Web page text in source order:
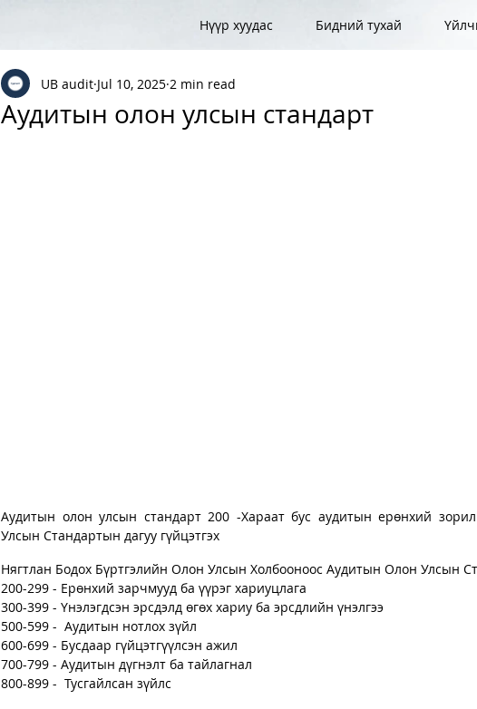
Нүүр хуудас Бидний тухай
Аудитын олон улсын стандарт
UB audit Jul 10, 2025 2 min read
Аудитын олон улсын стандарт 200 -Хараат бус аудитын ерөнхий
Улсын Стандартын дагуу гүйцэтгэх
Нягтлан Бодох Бүртгэлийн Олон Улсын Холбооноос Аудитын Олон Улсын
200-299 - Ерөнхий зарчмууд ба үүрэг хариуцлага
300-399 - Үнэлэгдсэн эрсдэлд өгөх хариу ба эрсдлийн үнэлгээ
500-599 -  Аудитын нотлох зүйл
600-699 - Бусдаар гүйцэтгүүлсэн ажил
700-799 - Аудитын дүгнэлт ба тайлагнал
800-899 -  Тусгайлсан зүйлс